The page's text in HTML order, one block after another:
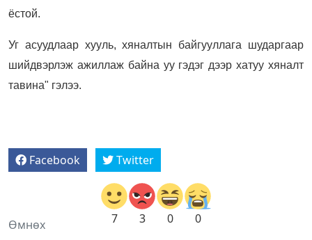
ёстой.
Уг асуудлаар хууль, хяналтын байгууллага шударгаар
шийдвэрлэж ажиллаж байна уу гэдэг дээр хатуу хяналт
тавина" гэлээ.
Facebook Twitter
7 3 0 0
Өмнөх